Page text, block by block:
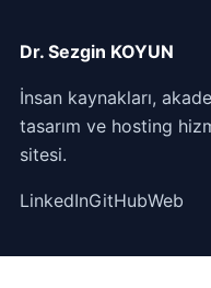
Dr. Sezgin KOYUN
İnsan kaynakları,
tasarım ve hosting
sitesi.
LinkedInGitHubWeb